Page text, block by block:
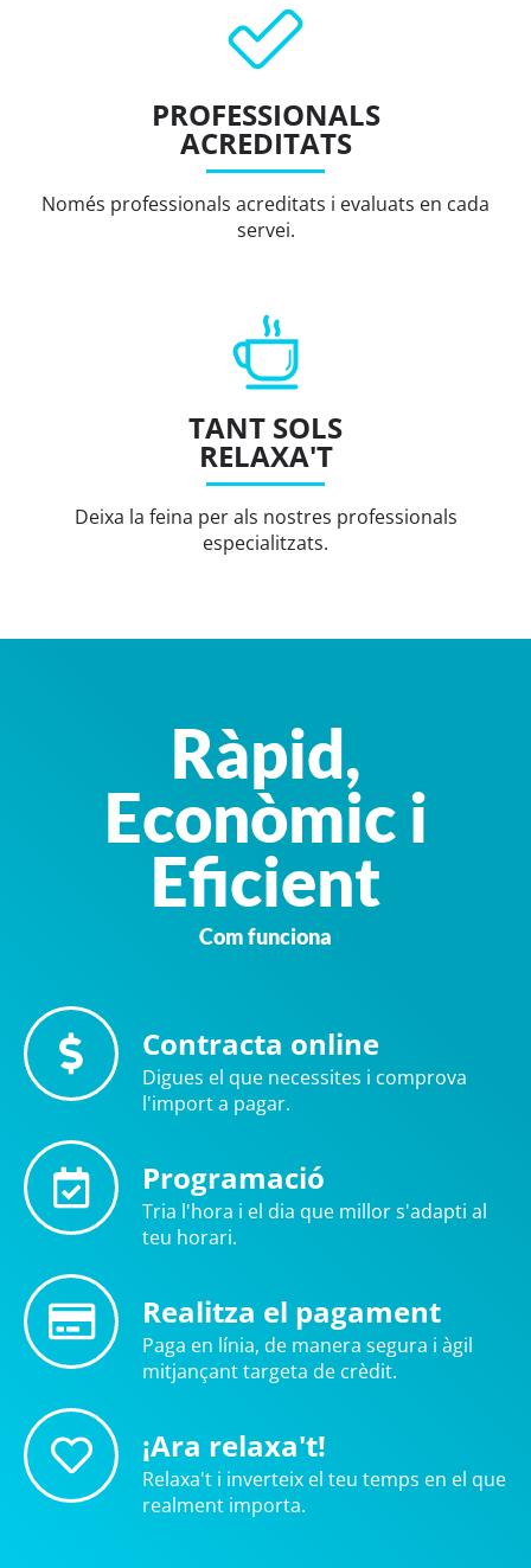
PROFESSIONALS
ACREDITATS
Només professionals acreditats i evaluats en cada
servei.
TANT SOLS
RELAXA'T
Deixa la feina per als nostres professionals
especialitzats.
Ràpid,
Econòmic i
Eficient
Com funciona
Contracta online
Digues el que necessites i comprova
l'import a pagar.
Programació
Tria l'hora i el dia que millor s'adapti al
teu horari.
Realitza el pagament
Paga en línia, de manera segura i àgil
mitjançant targeta de crèdit.
¡Ara relaxa't!
Relaxa't i inverteix el teu temps en el que
realment importa.